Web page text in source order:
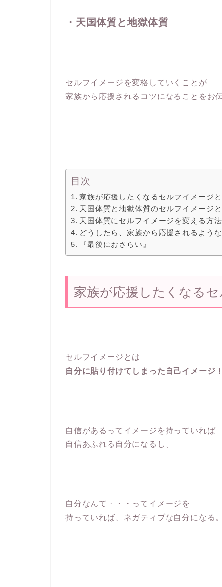
・天国体質と地獄体質
セルフイメージを変格していくことが
家族から応援されるコツになることをお
目次
家族が応援したくなるセルフイメージ
天国体質と地獄体質のセルフイメージ
天国体質にセルフイメージを変える方
どうしたら、家族から応援されるよう
『最後におさらい』
家族が応援したくなる
セルフイメージとは
自分に貼り付けてしまった自己イメージ
自信があるってイメージを持っていれば
自信あふれる自分になるし、
自分なんて・・・ってイメージを
持っていれば、ネガティブな自分になる